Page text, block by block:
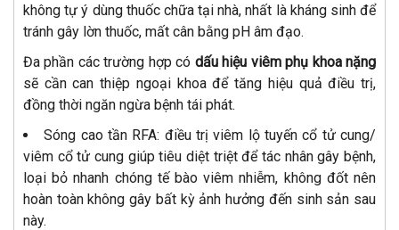
không tự ý dùng thuốc chữa tại nhà, nhất là kháng sinh để
tránh gây lờn thuốc, mất cân bằng pH âm đạo.
Đa phần các trường hợp có dấu hiệu viêm phụ khoa nặng
sẽ cần can thiệp ngoại khoa để tăng hiệu quả điều trị,
đồng thời ngăn ngừa bệnh tái phát.
Sóng cao tần RFA: điều trị viêm lộ tuyến cổ tử cung/
viêm cổ tử cung giúp tiêu diệt triệt để tác nhân gây bệnh,
loại bỏ nhanh chóng tế bào viêm nhiễm, không đốt nên
hoàn toàn không gây bất kỳ ảnh hưởng đến sinh sản sau
này.